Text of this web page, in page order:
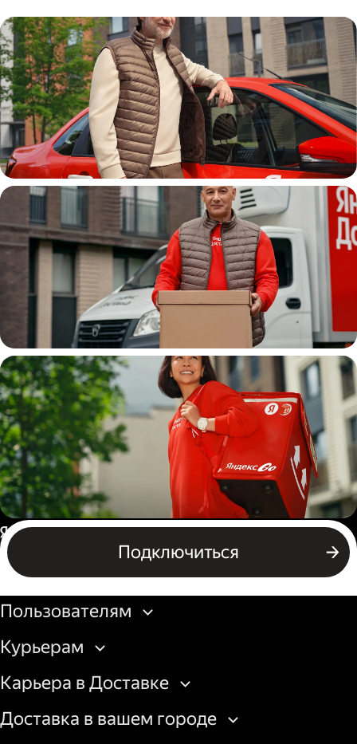
Автокурьер
Водитель
грузовой машины
Пеший курьер
Подключиться
Россия
Бизнесу
Пользователям
Курьерам
Карьера в Доставке
Доставка в вашем городе